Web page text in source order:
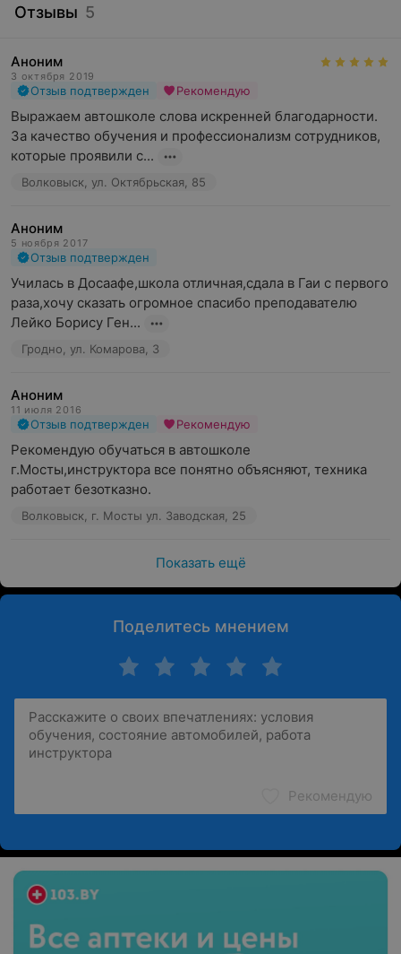
Отзывы 5
Аноним
3 октября 2019
Отзыв подтвержден Рекомендую
Выражаем автошколе слова искренней благодарности.
За качество обучения и профессионализм сотрудников,
которые проявили с...
Волковыск, ул. Октябрьская, 85
Аноним
5 ноября 2017
Отзыв подтвержден
Училась в Досаафе,школа отличная,сдала в Гаи с первого
раза,хочу сказать огромное спасибо преподавателю
Лейко Борису Ген...
Гродно, ул. Комарова, 3
Аноним
11 июля 2016
Отзыв подтвержден Рекомендую
Рекомендую обучаться в автошколе
г.Мосты,инструктора все понятно объясняют, техника
работает безотказно.
Волковыск, г. Мосты ул. Заводская, 25
Показать ещё
Поделитесь мнением
Рекомендую